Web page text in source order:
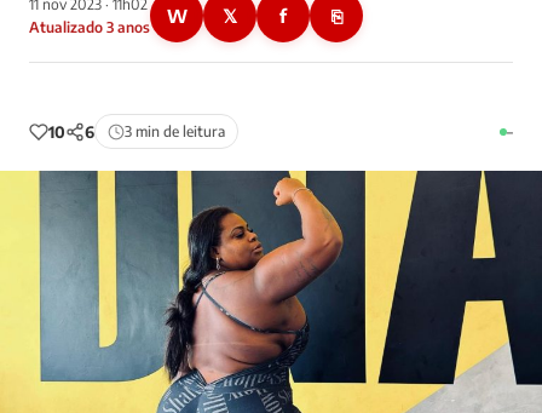
11 nov 2023 · 11h02
Atualizado 3 anos
W 𝕏 f ⎘
10 6 3 min de leitura –